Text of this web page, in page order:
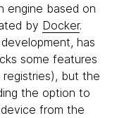
engine based on
by Docker.
has
some features
registries), but the
the option to
from the